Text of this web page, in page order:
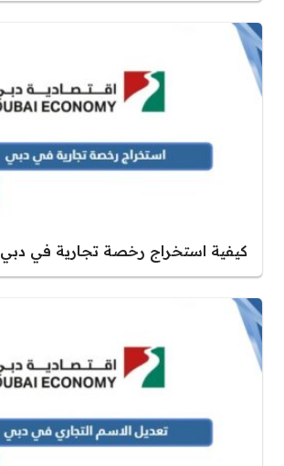
كيفية استخراج رخصة تجارية في دبي